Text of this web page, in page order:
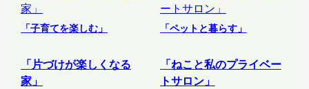
「子育てを楽しむ」
「片づけが楽しくなる
家」
「ペットと暮らす」
「ねこと私のプライベー
トサロン」